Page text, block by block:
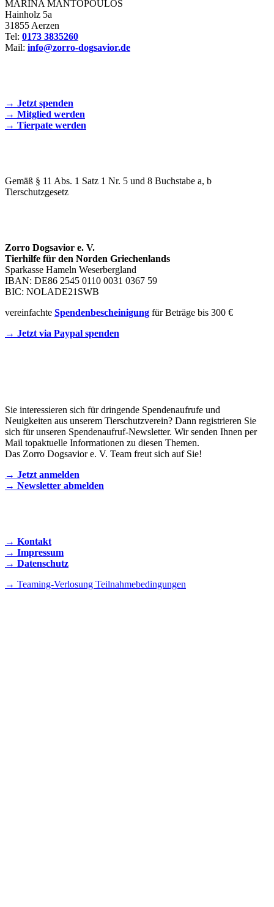
MARINA MANTOPOULOS
Hainholz 5a
31855 Aerzen
Tel: 0173 3835260
Mail: info@zorro-dogsavior.de
→ Jetzt spenden
→ Mitglied werden
→ Tierpate werden
Gemäß § 11 Abs. 1 Satz 1 Nr. 5 und 8 Buchstabe a, b
Tierschutzgesetz
Zorro Dogsavior e. V.
Tierhilfe für den Norden Griechenlands
Sparkasse Hameln Weserbergland
IBAN: DE86 2545 0110 0031 0367 59
BIC: NOLADE21SWB
vereinfachte Spendenbescheinigung für Beträge bis 300 €
→ Jetzt via Paypal spenden
Sie interessieren sich für dringende Spendenaufrufe und
Neuigkeiten aus unserem Tierschutzverein? Dann registrieren Sie
sich für unseren Spendenaufruf-Newsletter. Wir senden Ihnen per
Mail topaktuelle Informationen zu diesen Themen.
Das Zorro Dogsavior e. V. Team freut sich auf Sie!
→ Jetzt anmelden
→ Newsletter abmelden
→ Kontakt
→ Impressum
→ Datenschutz
→ Teaming-Verlosung Teilnahmebedingungen